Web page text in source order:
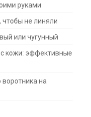
руками
чтобы не линяли
или чугунный
кожи: эффективные
на